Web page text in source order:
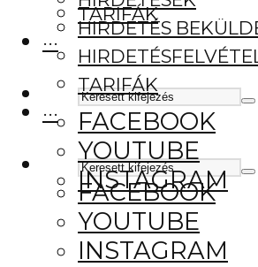
TARIFÁK
···
FACEBOOK
YOUTUBE
INSTAGRAM
HIRDETÉS
TARIFÁK
···
FACEBOOK
YOUTUBE
INSTAGRAM